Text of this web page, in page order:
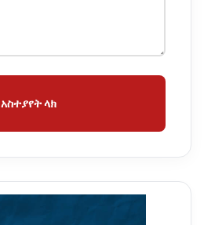
አስተያየት ላክ